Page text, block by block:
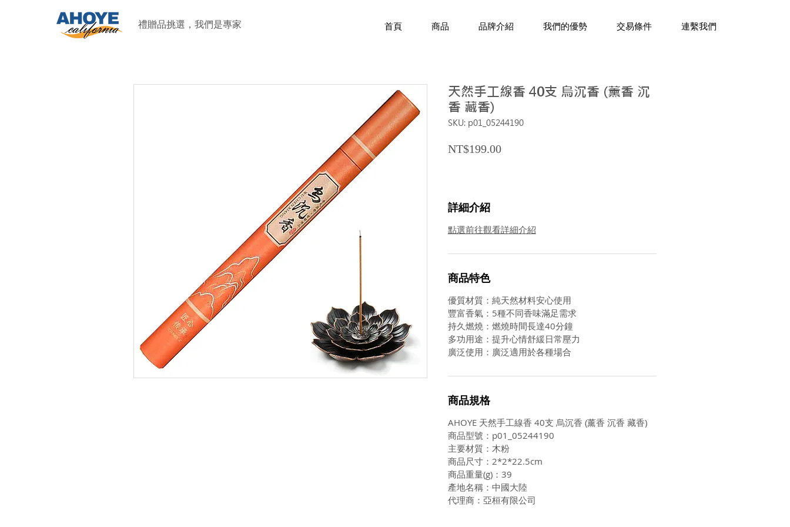
禮贈品挑選，我們是專家 首頁 商品 品牌介紹 我們的優勢 交易條件 連繫我們
天然手工線香 40支 烏沉香 (薰香 沉
香 藏香)
SKU: p01_05244190
NT$199.00Price
詳細介紹
點選前往觀看詳細介紹
商品特色
優質材質：純天然材料安心使用
豐富香氣：5種不同香味滿足需求
持久燃燒：燃燒時間長達40分鐘
多功用途：提升心情舒緩日常壓力
廣泛使用：廣泛適用於各種場合
商品規格
AHOYE 天然手工線香 40支 烏沉香 (薰香 沉香 藏香)
商品型號：p01_05244190
主要材質：木粉
商品尺寸：2*2*22.5cm
商品重量(g)：39
產地名稱：中國大陸
代理商：亞桓有限公司